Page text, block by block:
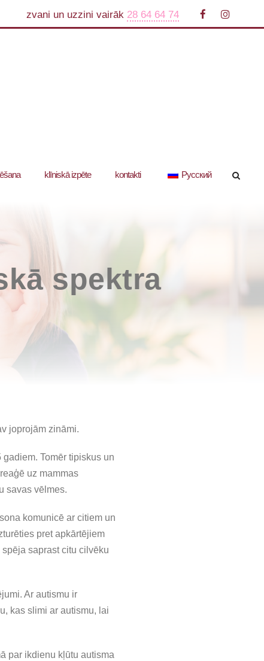
zvani un uzzini vairāk 28 64 64 74
klīniskā izpēte kontakti Русский
spektra
joprojām zināmi.
Tomēr tipiskus un
uz mammas
savas vēlmes.
komunicē ar citiem un
pret apkārtējiem
saprast citu cilvēku
Ar autismu ir
kas slimi ar autismu, lai
par ikdienu kļūtu autisma